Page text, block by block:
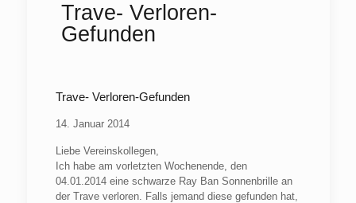
Trave- Verloren-
Gefunden
Trave- Verloren-Gefunden
14. Januar 2014
Liebe Vereinskollegen,
Ich habe am vorletzten Wochenende, den
04.01.2014 eine schwarze Ray Ban Sonnenbrille an
der Trave verloren. Falls jemand diese gefunden hat,